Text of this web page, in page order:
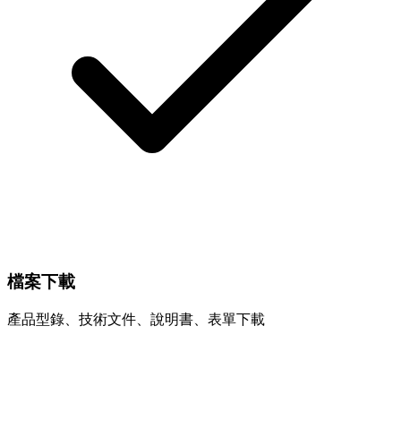
檔案下載
產品型錄、技術文件、說明書、表單下載